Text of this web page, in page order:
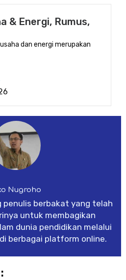
& Energi, Rumus,
dan energi merupakan
Nugroho
penulis berbakat yang telah
untuk membagikan
dunia pendidikan melalui
berbagai platform online.